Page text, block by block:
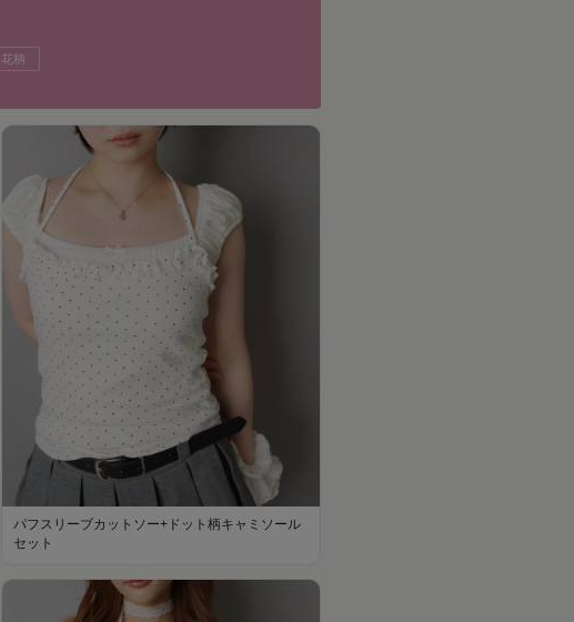
花柄
パフスリーブカットソー+ドット柄キャミソール
セット